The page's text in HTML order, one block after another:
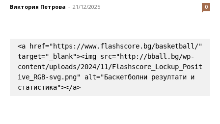
Виктория Петрова - 21/12/2025 0
<a href="https://www.flashscore.bg/basketball/"
target="_blank"><img src="http://bball.bg/wp-
content/uploads/2024/11/Flashscore_Lockup_Posit
ive_RGB-svg.png" alt="Баскетболни резултати и
статистика"></a>